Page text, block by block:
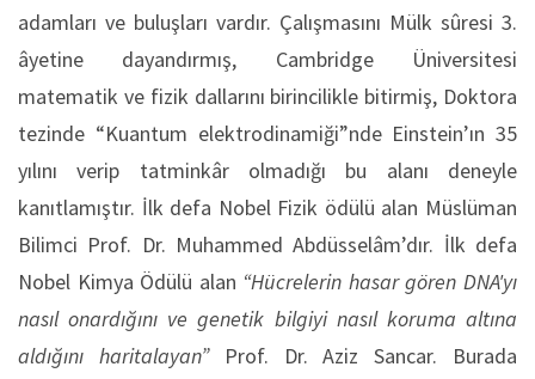
adamları ve buluşları vardır. Çalışmasını Mülk sûresi 3.
âyetine dayandırmış, Cambridge Üniversitesi
matematik ve fizik dallarını birincilikle bitirmiş, Doktora
tezinde “Kuantum elektrodinamiği”nde Einstein’ın 35
yılını verip tatminkâr olmadığı bu alanı deneyle
kanıtlamıştır. İlk defa Nobel Fizik ödülü alan Müslüman
Bilimci Prof. Dr. Muhammed Abdüsselâm’dır. İlk defa
Nobel Kimya Ödülü alan “Hücrelerin hasar gören DNA'yı
nasıl onardığını ve genetik bilgiyi nasıl koruma altına
aldığını haritalayan”Prof. Dr. Aziz Sancar. Burada